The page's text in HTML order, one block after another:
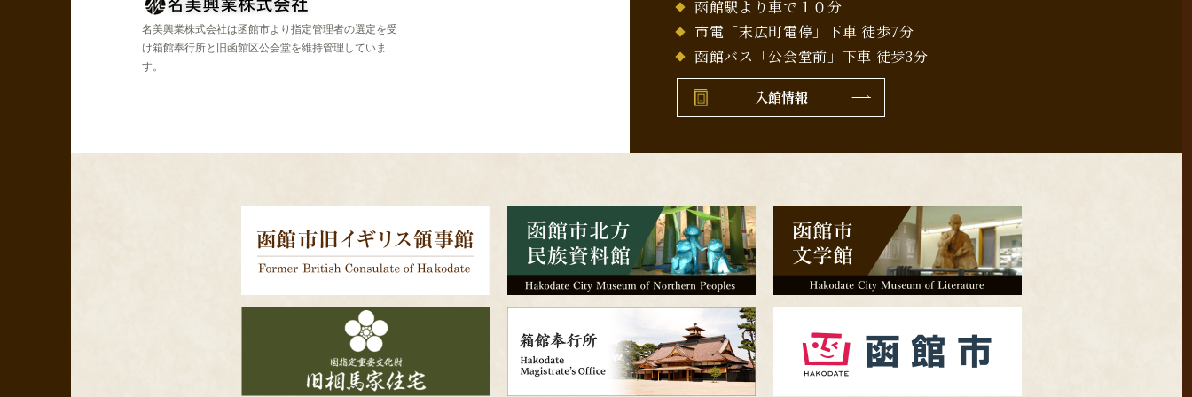
名美興業株式会社は函館市より指定管理者の選定を受
け箱館奉行所と旧函館区公会堂を維持管理していま
す。
函館駅より車で１０分
市電「末広町電停」下車 徒歩7分
函館バス「公会堂前」下車 徒歩3分
入館情報